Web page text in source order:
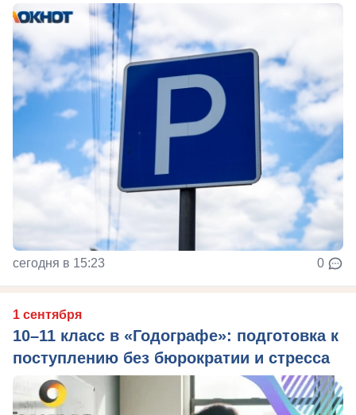
сегодня в 15:23 0
1 сентября
10–11 класс в «Годографе»: подготовка к
поступлению без бюрократии и стресса